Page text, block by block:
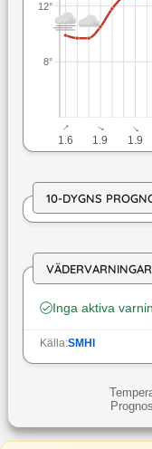
8°
12°
↓
1.6
↓
1.9
↓
1.9
10-DYGNS
VÄDERVARNINGAR
Inga aktiva
Källa:SMHI